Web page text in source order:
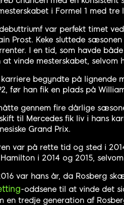
i Formel 1 med tre
var perfekt timet
Prost. Keke sluttede
I en tid, som havde
at vinde mesterskabet, selvom
karriere begyndte på lignende
før han fik en plads på
gennem fire dårlige
til Mercedes fik liv i hans
Grand Prix.
var på rette tid og sted i
Hamilton i 2014 og 2015,
var hans år, da Rosberg
-oddsene til at vinde det
en tredje generation af